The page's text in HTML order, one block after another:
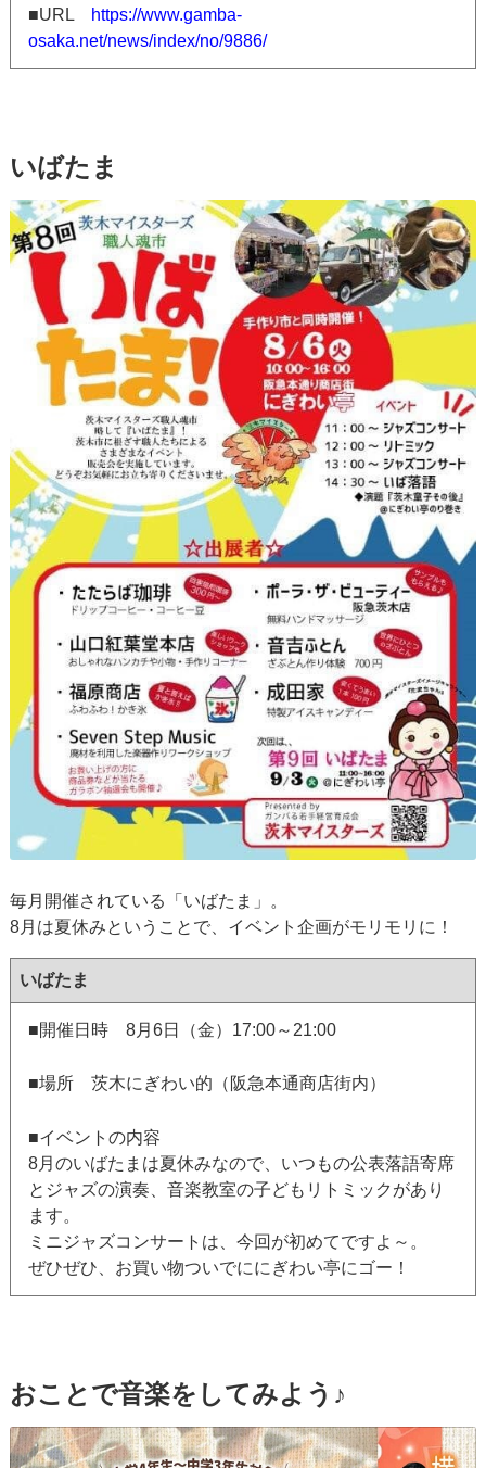
■URL https://www.gamba-
osaka.net/news/index/no/9886/
いばたま
毎月開催されている「いばたま」。
8月は夏休みということで、イベント企画がモリモリに！
いばたま
■開催日時 8月6日（金）17:00～21:00
■場所 茨木にぎわい的（阪急本通商店街内）
■イベントの内容
8月のいばたまは夏休みなので、いつもの公表落語寄席
とジャズの演奏、音楽教室の子どもリトミックがあり
ます。
ミニジャズコンサートは、今回が初めてですよ～。
ぜひぜひ、お買い物ついでににぎわい亭にゴー！
おことで音楽をしてみよう♪